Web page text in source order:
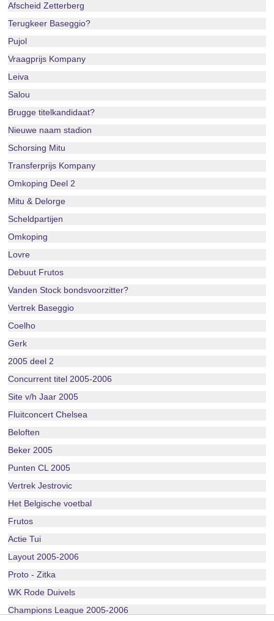
Afscheid Zetterberg
Terugkeer Baseggio?
Pujol
Vraagprijs Kompany
Leiva
Salou
Brugge titelkandidaat?
Nieuwe naam stadion
Schorsing Mitu
Transferprijs Kompany
Omkoping Deel 2
Mitu & Delorge
Scheldpartijen
Omkoping
Lovre
Debuut Frutos
Vanden Stock bondsvoorzitter?
Vertrek Baseggio
Coelho
Gerk
2005 deel 2
Concurrent titel 2005-2006
Site v/h Jaar 2005
Fluitconcert Chelsea
Beloften
Beker 2005
Punten CL 2005
Vertrek Jestrovic
Het Belgische voetbal
Frutos
Actie Tui
Layout 2005-2006
Proto - Zitka
WK Rode Duivels
Champions League 2005-2006